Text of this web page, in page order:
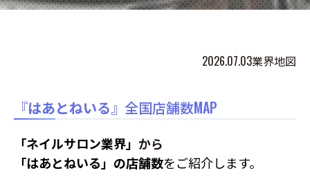
2026.07.03業界地図
『はあとねいる』全国店舗数MAP
「ネイルサロン業界」 から
「はあとねいる」の店舗数をご紹介します。